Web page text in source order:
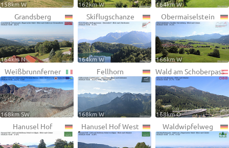
158km W 162km W 164km W
Grandsberg
164km N
Skiflugschanze
164km W
Obermaiselstein
166km W
Weißbrunnferner
168km SW
Fellhorn
168km W
Wald am Schoberpass
168km O
Hanusel Hof Hanusel Hof West Waldwipfelweg